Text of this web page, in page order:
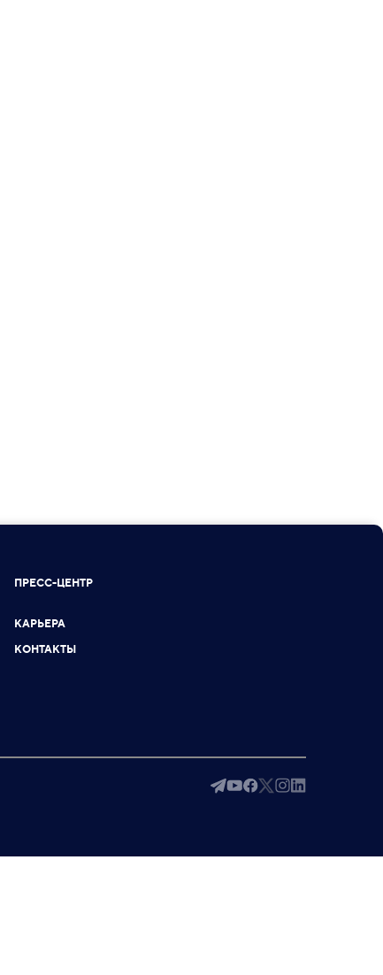
ПРЕСС-ЦЕНТР
КАРЬЕРА
КОНТАКТЫ